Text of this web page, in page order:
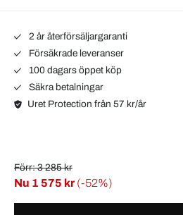
2 år återförsäljargaranti
Försäkrade leveranser
100 dagars öppet köp
Säkra betalningar
Uret Protection från 57 kr/år
Förr: 3 285 kr
Nu 1 575 kr (-52%)